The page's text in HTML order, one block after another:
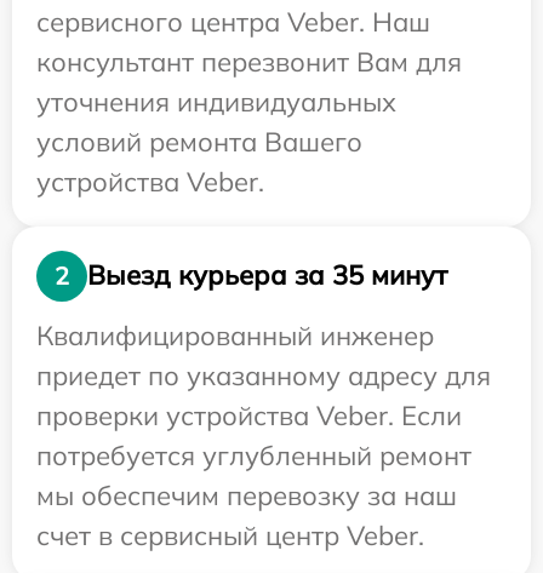
сервисного центра Veber. Наш
консультант перезвонит Вам для
уточнения индивидуальных
условий ремонта Вашего
устройства Veber.
2
Выезд курьера за 35 минут
Квалифицированный инженер
приедет по указанному адресу для
проверки устройства Veber. Если
потребуется углубленный ремонт
мы обеспечим перевозку за наш
счет в сервисный центр Veber.